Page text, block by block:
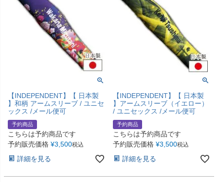
【INDEPENDENT】【 日本製
】和柄 アームスリーブ / ユニセ
ックス /メール便可
予約商品
こちらは予約商品です
予約販売価格 ¥3,500税込
詳細を見る
【INDEPENDENT】【 日本製
】アームスリーブ（イエロー）
/ ユニセックス /メール便可
予約商品
こちらは予約商品です
予約販売価格 ¥3,500税込
詳細を見る